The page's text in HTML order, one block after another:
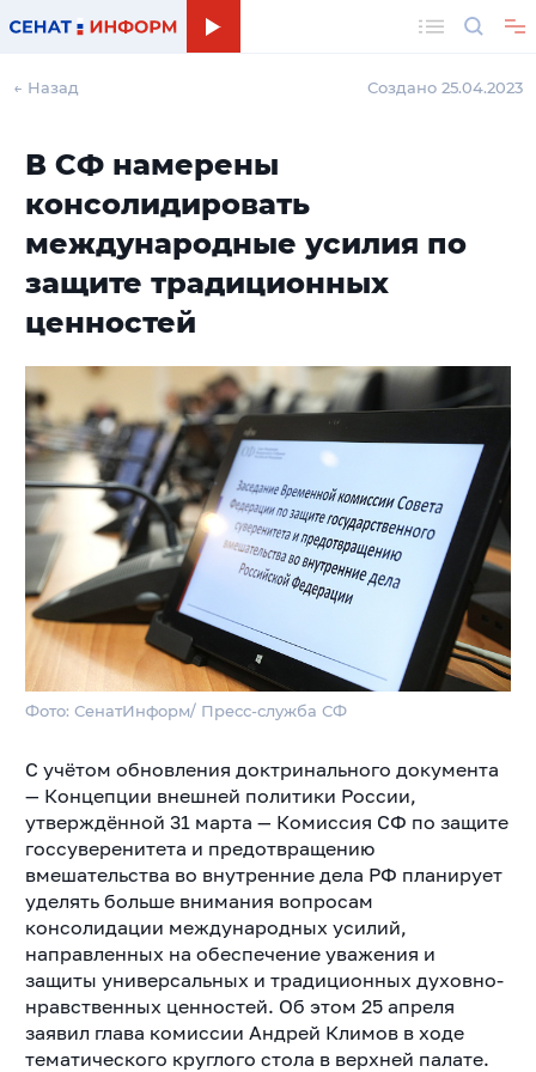
← Назад Создано 25.04.2023
В СФ намерены
консолидировать
международные усилия по
защите традиционных
ценностей
Фото: СенатИнформ/ Пресс-служба СФ
С учётом обновления доктринального документа
— Концепции внешней политики России,
утверждённой 31 марта — Комиссия СФ по защите
госсуверенитета и предотвращению
вмешательства во внутренние дела РФ планирует
уделять больше внимания вопросам
консолидации международных усилий,
направленных на обеспечение уважения и
защиты универсальных и традиционных духовно-
нравственных ценностей. Об этом 25 апреля
заявил глава комиссии Андрей Климов в ходе
тематического круглого стола в верхней палате.